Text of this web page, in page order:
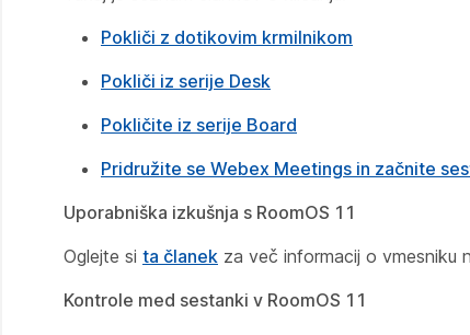
Pokliči z dotikovim krmilnikom
Pokliči iz serije Desk
Pokličite iz serije Board
Pridružite se Webex Meetings in začnite
Uporabniška izkušnja s RoomOS 11
Oglejte si ta članek za več informacij o vmesniku
Kontrole med sestanki v RoomOS 11